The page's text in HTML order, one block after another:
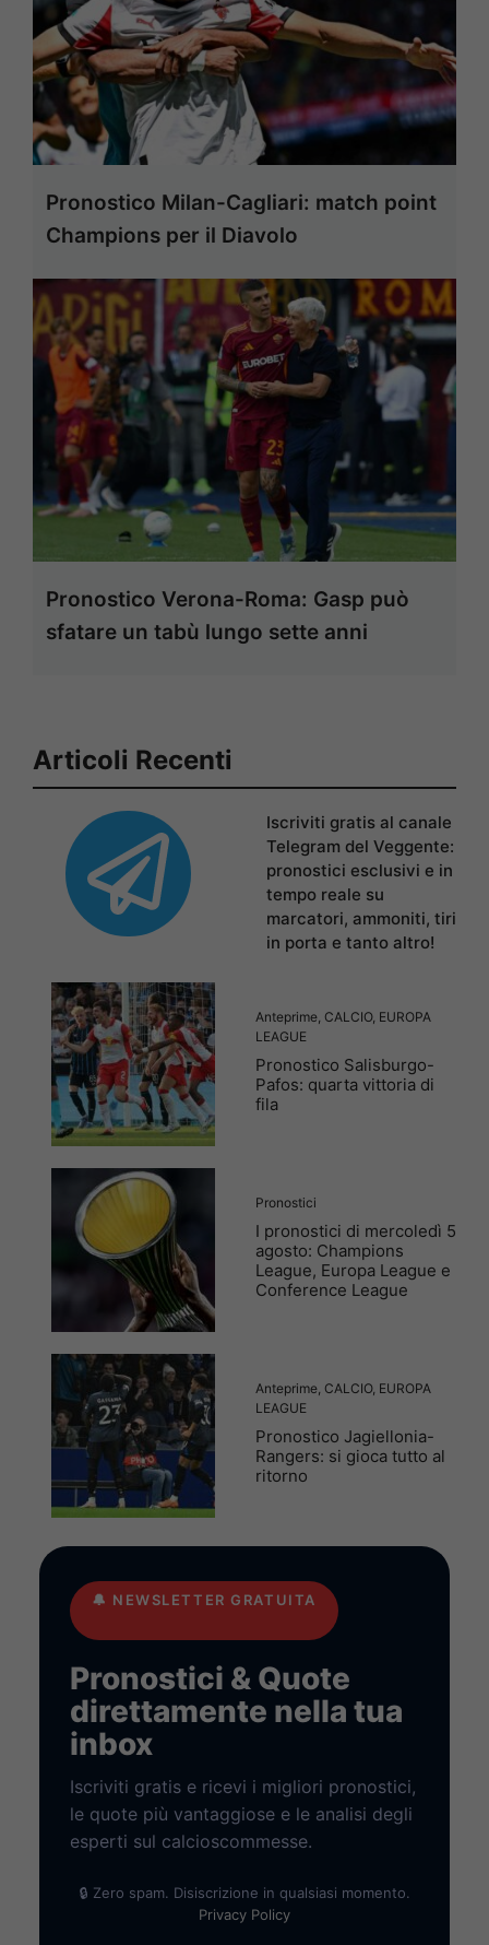
Pronostico Milan-Cagliari: match point
Champions per il Diavolo
Pronostico Verona-Roma: Gasp può
sfatare un tabù lungo sette anni
Articoli Recenti
Iscriviti gratis al canale
Telegram del Veggente:
pronostici esclusivi e in
tempo reale su
marcatori, ammoniti, tiri
in porta e tanto altro!
Anteprime, CALCIO, EUROPA
LEAGUE
Pronostico Salisburgo-
Pafos: quarta vittoria di
fila
Pronostici
I pronostici di mercoledì 5
agosto: Champions
League, Europa League e
Conference League
Anteprime, CALCIO, EUROPA
LEAGUE
Pronostico Jagiellonia-
Rangers: si gioca tutto al
ritorno
🔔 NEWSLETTER GRATUITA
Pronostici & Quote
direttamente nella tua
inbox
Iscriviti gratis e ricevi i migliori pronostici,
le quote più vantaggiose e le analisi degli
esperti sul calcioscommesse.
🔒 Zero spam. Disiscrizione in qualsiasi momento.
Privacy Policy